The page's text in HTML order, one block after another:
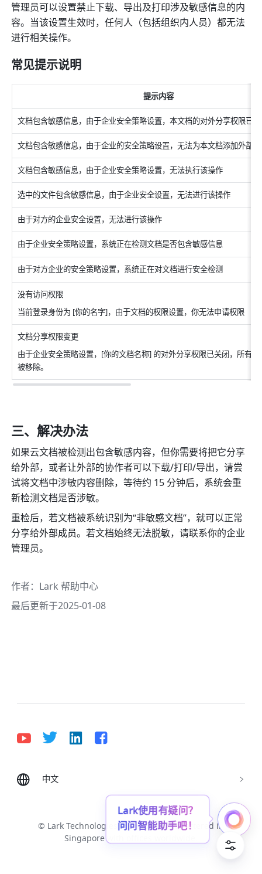
管理员可以设置禁止下载、导出及打印涉及敏感信息的内
容。当该设置生效时，任何人（包括组织内人员）都无法
进行相关操作。
常见提示说明
提示内容
文档包含敏感信息，由于企业安全策略设置，本文档的对外分享权限已
文档包含敏感信息，由于企业的安全策略设置，无法为本文档添加外部
文档包含敏感信息，由于企业安全策略设置，无法执行该操作
选中的文件包含敏感信息，由于企业安全设置，无法进行该操作
由于对方的企业安全设置，无法进行该操作
由于企业安全策略设置，系统正在检测文档是否包含敏感信息
由于对方企业的安全策略设置，系统正在对文档进行安全检测
没有访问权限
当前登录身份为 [你的名字]，由于文档的权限设置，你无法申请权限
文档分享权限变更
由于企业安全策略设置，[你的文档名称] 的对外分享权限已关闭，所有
被移除。
三、解决办法
如果云文档被检测出包含敏感内容，但你需要将把它分享
给外部，或者让外部的协作者可以下载/打印/导出，请尝
试将文档中涉敏内容删除，等待约 15 分钟后，系统会重
新检测文档是否涉敏。
重检后，若文档被系统识别为“非敏感文档”，就可以正常
分享给外部成员。若文档始终无法脱敏，请联系你的企业
管理员。
作者： Lark 帮助中心
最后更新于2025-01-08
中文
Deutsch English
Português (Brasil)
Tiếng Việt
ไทย 한국어 日本語
中文
© Lark Technologies Pte. Ltd. Headquartered in
Singapore with offices worldwide.
Lark使用有疑问？
问问智能助手吧！